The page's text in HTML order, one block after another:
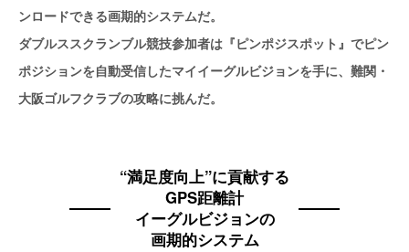
ンロードできる画期的システムだ。
ダブルススクランブル競技参加者は『ピンポジスポット』でピン
ポジションを自動受信したマイイーグルビジョンを手に、難関・
大阪ゴルフクラブの攻略に挑んだ。
“満足度向上”に貢献する
GPS距離計
イーグルビジョンの
画期的システム